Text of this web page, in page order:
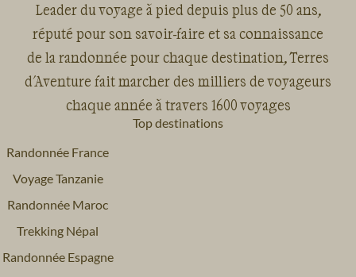
Leader du voyage à pied depuis plus de 50 ans,
réputé pour son savoir-faire et sa connaissance
de la randonnée pour chaque destination, Terres
d'Aventure fait marcher des milliers de voyageurs
chaque année à travers 1600 voyages
Top destinations
Randonnée France
Voyage Tanzanie
Randonnée Maroc
Trekking Népal
Randonnée Espagne